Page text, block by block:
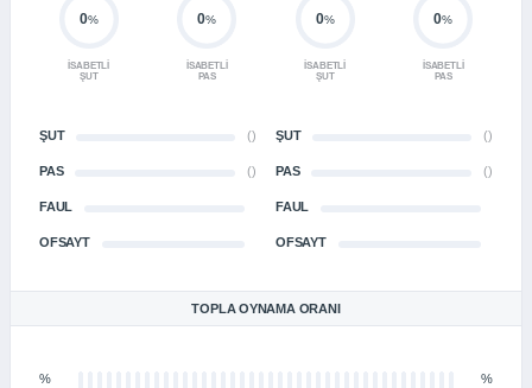
0%
İSABETLI
ŞUT
0%
İSABETLI
PAS
ŞUT ()
PAS ()
FAUL
OFSAYT
0%
İSABETLI
ŞUT
0%
İSABETLI
PAS
ŞUT ()
PAS ()
FAUL
OFSAYT
TOPLA OYNAMA ORANI
% %